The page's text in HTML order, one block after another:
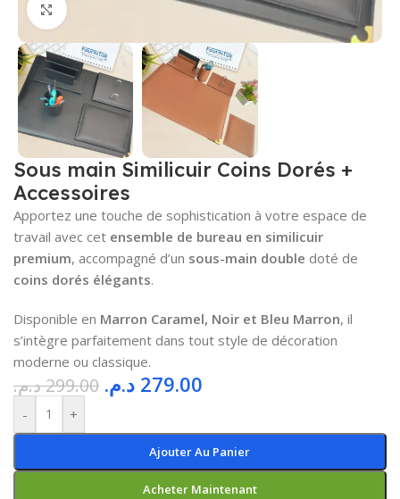
Cliquez pour agrandir
Sous main Similicuir Coins Dorés +
Accessoires
Apportez une touche de sophistication à votre espace de
travail avec cet ensemble de bureau en similicuir
premium, accompagné d’un sous-main double doté de
coins dorés élégants.
Disponible en Marron Caramel, Noir et Bleu Marron, il
s’intègre parfaitement dans tout style de décoration
moderne ou classique.
299.00د.م. 279.00 د.م.
- +
Ajouter Au Panier
Acheter Maintenant